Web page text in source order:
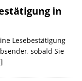
in
Lesebestätigung
sobald Sie